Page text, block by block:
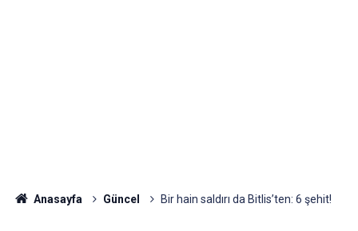
Anasayfa Güncel Bir hain saldırı da Bitlis’ten: 6 şehit!